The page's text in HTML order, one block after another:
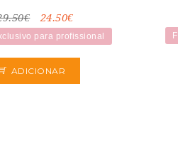
24.50€
para profissional
ADICIONAR